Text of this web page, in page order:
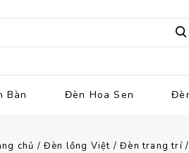
Bàn Đèn Hoa Sen
chủ / Đèn lồng Việt /Đèn trang trí